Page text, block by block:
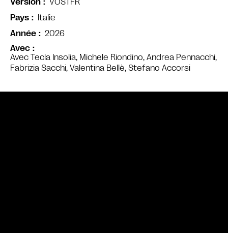
Avec
Avec Tecla Insolia, Michele Riondino, Andrea Pennacchi,
Fabrizia Sacchi, Valentina Bellè, Stefano Accorsi
Version
VOSTFR
Pays
Italie
Année
2026